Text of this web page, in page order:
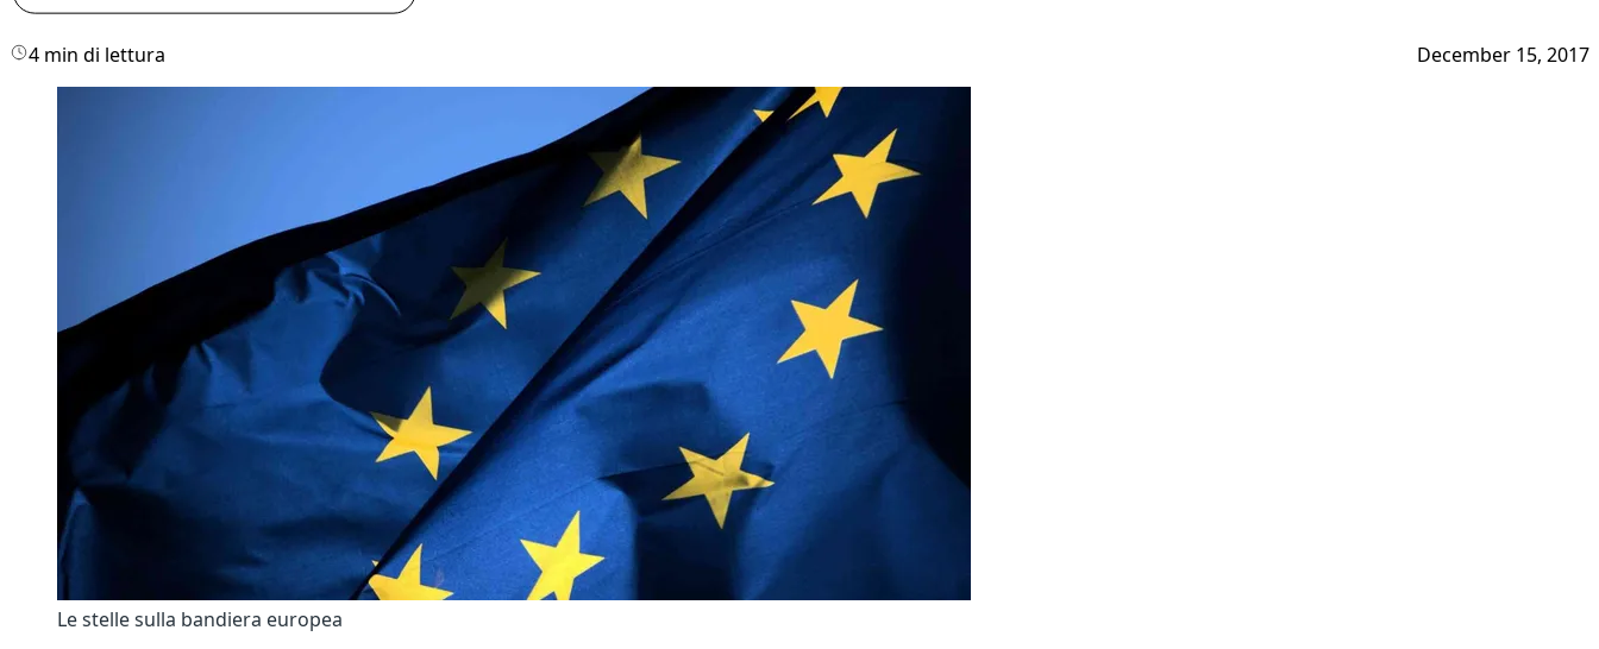
4 min di lettura December 15, 2017
Le stelle sulla bandiera europea